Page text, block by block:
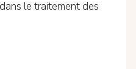
le traitement des